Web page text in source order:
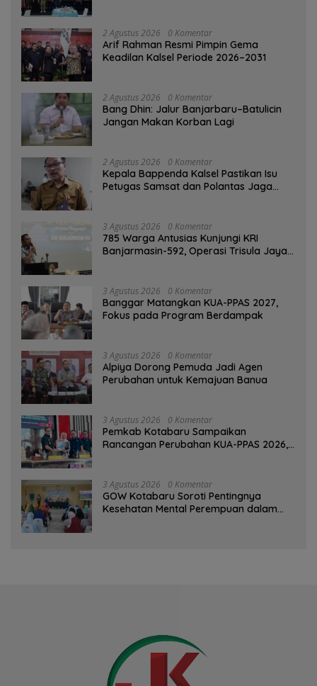
2 Agustus 2026 0 Komentar
Arif Rahman Resmi Pimpin Gema
Keadilan Kalsel Periode 2026–2031
2 Agustus 2026 0 Komentar
Bang Dhin: Jalur Banjarbaru–Batulicin
Jangan Makan Korban Lagi
2 Agustus 2026 0 Komentar
Kepala Bappenda Kalsel Pastikan Isu
Petugas Samsat dan Polantas Jaga
3 Agustus 2026 0 Komentar
785 Warga Antusias Kunjungi KRI
Banjarmasin-592, Operasi Trisula Jaya
3 Agustus 2026 0 Komentar
‎Banggar Matangkan KUA-PPAS 2027,
Fokus pada Program Berdampak
3 Agustus 2026 0 Komentar
‎Alpiya Dorong Pemuda Jadi Agen
Perubahan untuk Kemajuan Banua ‎
3 Agustus 2026 0 Komentar
Pemkab Kotabaru Sampaikan
Rancangan Perubahan KUA-PPAS 2026,
3 Agustus 2026 0 Komentar
GOW Kotabaru Soroti Pentingnya
Kesehatan Mental Perempuan dalam